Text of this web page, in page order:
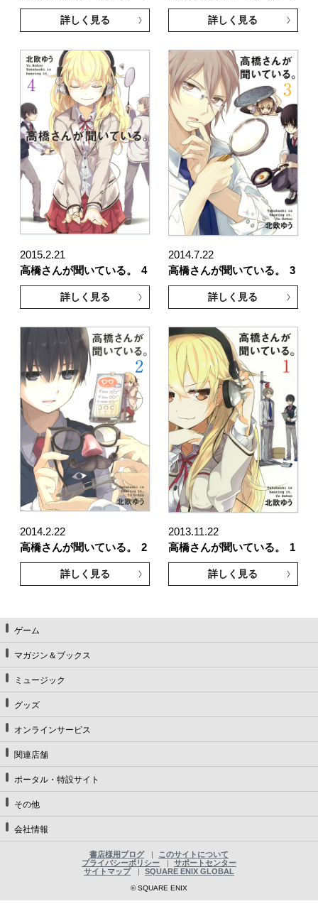
詳しく見る 詳しく見る
2015.2.21
高橋さんが聞いている。
4
詳しく見る
2014.7.22
高橋さんが聞いている。
3
詳しく見る
2014.2.22
高橋さんが聞いている。
2
詳しく見る
2013.11.22
高橋さんが聞いている。
1
詳しく見る
ゲーム
マガジン＆ブックス
ミュージック
グッズ
オンラインサービス
関連店舗
ポータル・特設サイト
その他
会社情報
書店様用ブログ
このサイトについて
プライバシーポリシー
サポートセンター
サイトマップ
SQUARE ENIX GLOBAL
© SQUARE ENIX